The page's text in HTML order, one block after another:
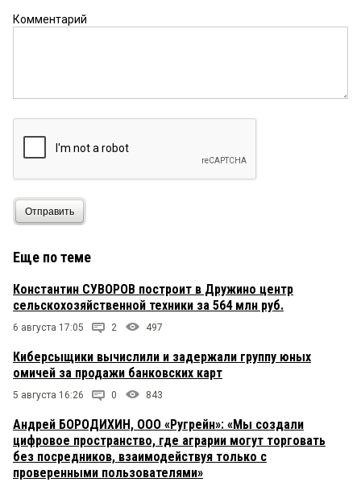
Комментарий
Отправить
Еще по теме
Константин СУВОРОВ построит в Дружино центр
сельскохозяйственной техники за 564 млн руб.
6 августа 17:05 2 497
Киберсыщики вычислили и задержали группу юных
омичей за продажи банковских карт
5 августа 16:26 0 843
Андрей БОРОДИХИН, ООО «Ругрейн»: «Мы создали
цифровое пространство, где аграрии могут торговать
без посредников, взаимодействуя только с
проверенными пользователями»